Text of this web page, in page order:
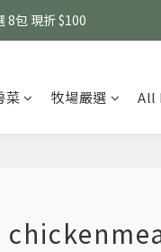
豬肉鬆 (指定商品除外)
8包 現折 $100
菜 牧場嚴選 All